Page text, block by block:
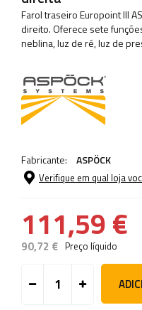
Farol traseiro Europoint III
direito. Oferece sete
neblina, luz de ré, luz de
Fabricante: ASPÖCK
Verifique em qual loja
111,59 €
90,72 € Preço líquido